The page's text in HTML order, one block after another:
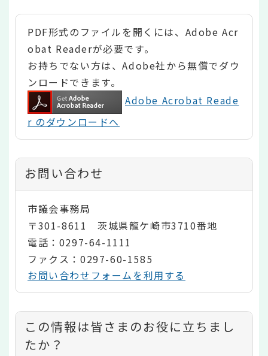
PDF形式のファイルを開くには、Adobe Acr
obat Readerが必要です。
お持ちでない方は、Adobe社から無償でダウ
ンロードできます。
Adobe Acrobat Reade
r のダウンロードへ
お問い合わせ
市議会事務局
〒301-8611 茨城県龍ケ崎市3710番地
電話：0297-64-1111
ファクス：0297-60-1585
お問い合わせフォームを利用する
コ
ン
この情報は皆さまのお役に立ちまし
たか？